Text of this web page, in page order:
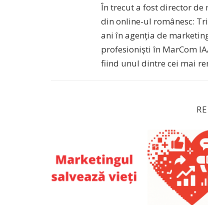
În trecut a fost director
din online-ul românesc:
ani în agenția de
profesioniști în MarCom
fiind unul dintre cei mai
Marketingul salvează vieți. Binele are